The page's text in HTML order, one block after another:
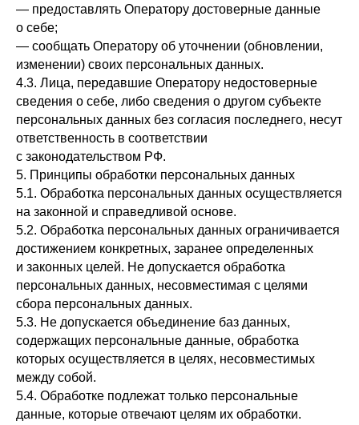
— предоставлять Оператору достоверные данные
о себе;
— сообщать Оператору об уточнении (обновлении,
изменении) своих персональных данных.
4.3. Лица, передавшие Оператору недостоверные
сведения о себе, либо сведения о другом субъекте
персональных данных без согласия последнего, несут
ответственность в соответствии
с законодательством РФ.
5. Принципы обработки персональных данных
5.1. Обработка персональных данных осуществляется
на законной и справедливой основе.
5.2. Обработка персональных данных ограничивается
достижением конкретных, заранее определенных
и законных целей. Не допускается обработка
персональных данных, несовместимая с целями
сбора персональных данных.
5.3. Не допускается объединение баз данных,
содержащих персональные данные, обработка
которых осуществляется в целях, несовместимых
между собой.
5.4. Обработке подлежат только персональные
данные, которые отвечают целям их обработки.